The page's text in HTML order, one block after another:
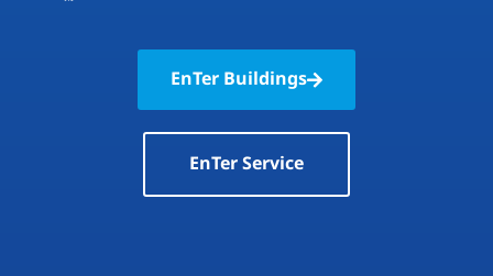
EnTer Buildings
EnTer Service